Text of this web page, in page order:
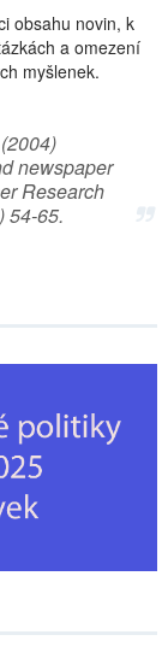
obsahu novin, k
a omezení
myšlenek.
newspaper
Research
54-65.